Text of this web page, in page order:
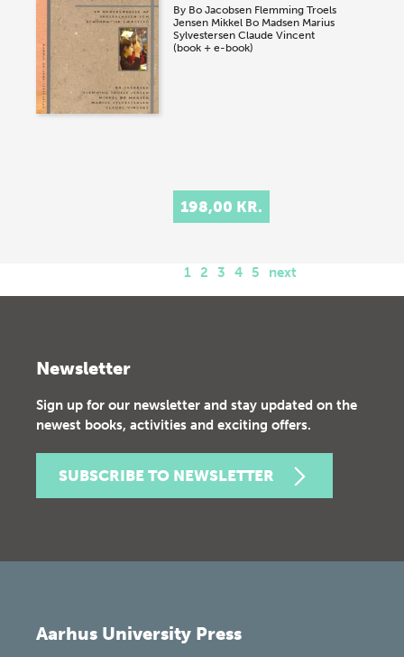
By Bo Jacobsen Flemming Troels
Jensen Mikkel Bo Madsen Marius
Sylvestersen Claude Vincent
(book + e-book)
198,00 KR.
1 2 3 4 5 next
Newsletter
Sign up for our newsletter and stay updated on the
newest books, activities and exciting offers.
SUBSCRIBE TO NEWSLETTER
Aarhus University Press